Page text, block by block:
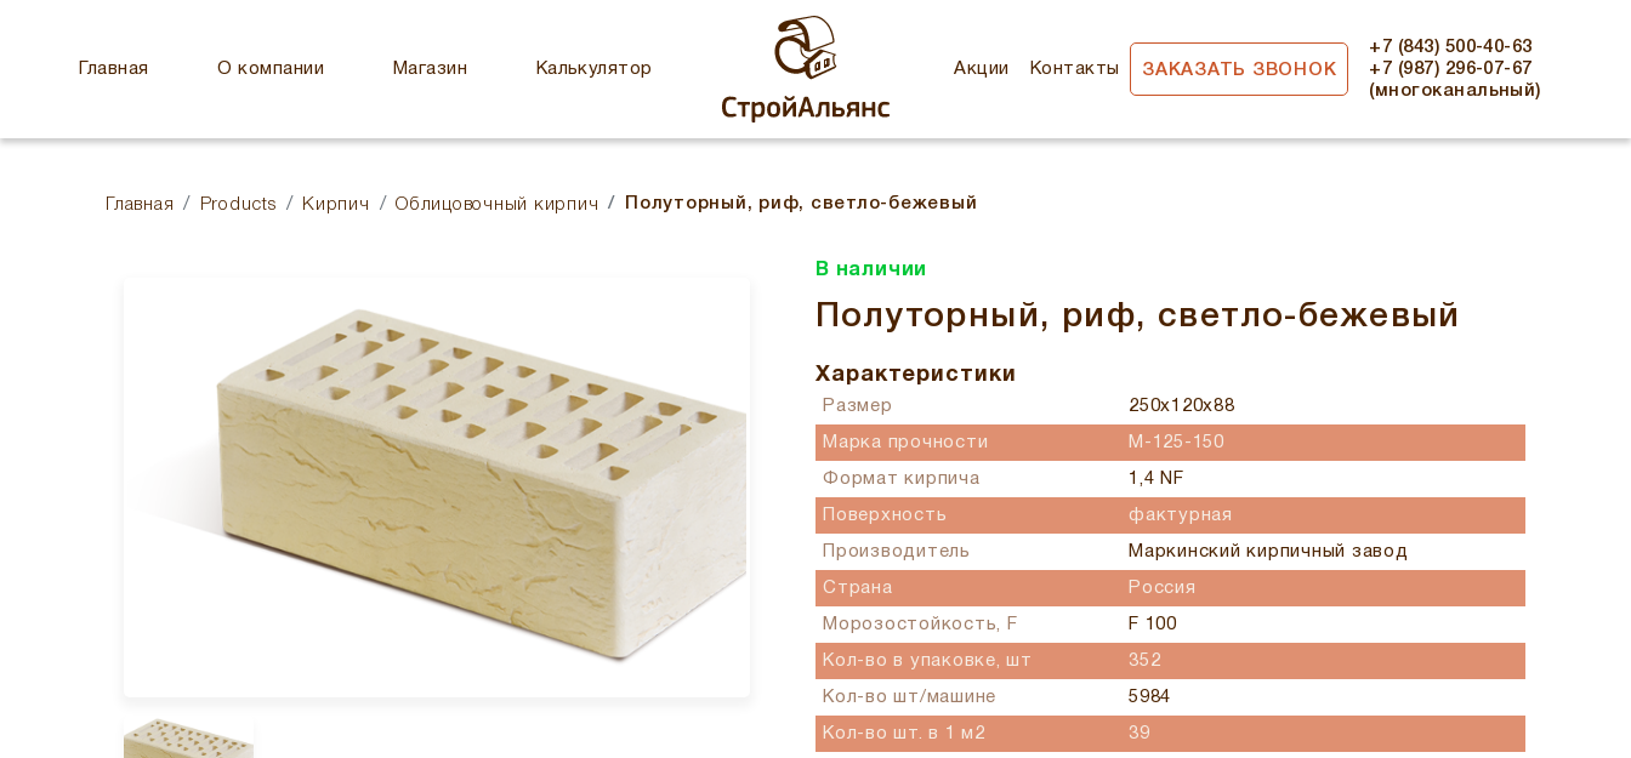
Главная О компании Магазин Калькулятор Акции Контакты ЗАКАЗАТЬ ЗВОНОК
+7 (843) 500-40-63
+7 (987) 296-07-67
(многоканальный)
Главная Products Кирпич Облицовочный кирпич Полуторный, риф, светло-бежевый
В наличии
Полуторный, риф, светло-бежевый
Характеристики
Размер 250x120x88
Марка прочности M-125-150
Формат кирпича 1,4 NF
Поверхность фактурная
Производитель Маркинский кирпичный завод
Страна Россия
Морозостойкость, F F 100
Кол-во в упаковке, шт 352
Кол-во шт/машине 5984
Кол-во шт. в 1 м2 39